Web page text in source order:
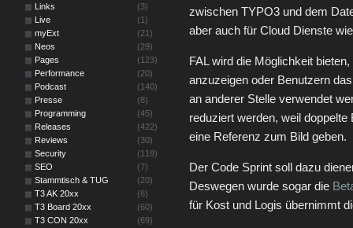
zwischen TYPO3 und dem
aber auch für Cloud Dienste
FAL wird die Möglichkeit
anzuzeigen oder Benutzern
an anderer Stelle verwendet
reduziert werden, weil
eine Referenz zum Bild geben.
Der Code Sprint soll dazu
Deswegen wurde sogar die
für Kost und Logis übernimmt
Links
(3)
Live
(1)
myExt
(21)
Neos
(29)
Pages
(123)
Performance
(20)
Podcast
(140)
Presse
(8)
Programming
(45)
Releases
(422)
Reviews
(30)
Security
(119)
SEO
(7)
Stammtisch & TUG
(20)
T3 AK 20xx
(6)
T3 Board 20xx
(60)
T3 CON 20xx
(69)